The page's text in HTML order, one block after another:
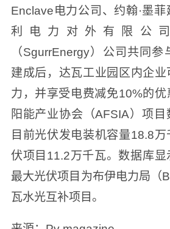
Enclave电力公司、约翰·墨
利电力对外有限公
（SgurrEnergy）公司共同参
建成后，达瓦工业园区内企
力，并享受电费减免10%的
阳能产业协会（AFSIA）项
目前光伏发电装机容量18.8
伏项目11.2万千瓦。数据库
最大光伏项目为布伊电力局（
瓦水光互补项目。